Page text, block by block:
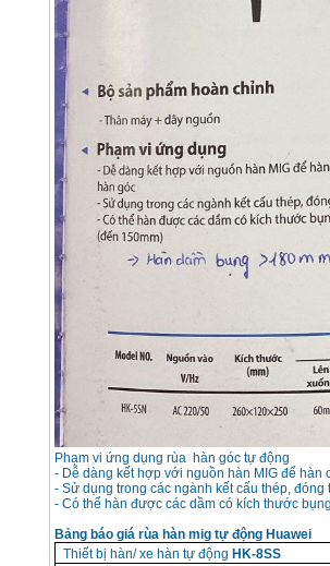
Phạm vi ứng dụng rùa hàn góc tự động
- Dễ dàng kết hợp với nguồn hàn MIG để hàn
- Sử dụng trong các ngành kết cấu thép, đóng
- Có thể hàn được các dầm có kích thước
Bảng báo giá rùa hàn mig tự động Huawei
Thiết bị hàn/ xe hàn tự động HK-8SS